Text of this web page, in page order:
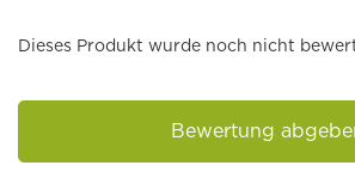
Dieses Produkt wurde noch nicht
Bewertung